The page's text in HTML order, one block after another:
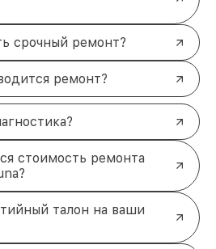
срочный ремонт?
ремонт?
стоимость ремонта
талон на ваши